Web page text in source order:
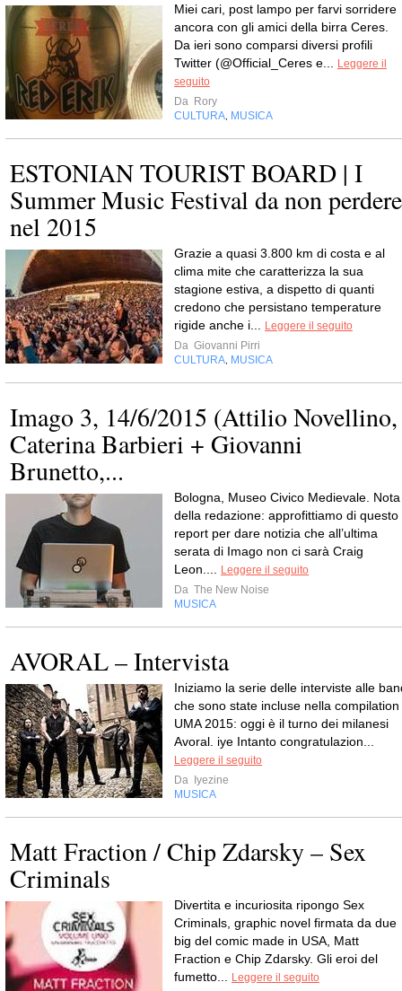
Miei cari, post lampo per farvi sorridere
ancora con gli amici della birra Ceres.
Da ieri sono comparsi diversi profili
Twitter (@Official_Ceres e...
Leggere il
seguito
Da Rory
CULTURA MUSICA
ESTONIAN TOURIST BOARD | I
Summer Music Festival da non perdere
nel 2015
Grazie a quasi 3.800 km di costa e al
clima mite che caratterizza la sua
stagione estiva, a dispetto di quanti
credono che persistano temperature
rigide anche i...
Leggere il seguito
Da Giovanni Pirri
CULTURA MUSICA
Imago 3, 14/6/2015 (Attilio Novellino,
Caterina Barbieri + Giovanni
Brunetto,...
Bologna, Museo Civico Medievale. Nota
della redazione: approfittiamo di questo
report per dare notizia che all’ultima
serata di Imago non ci sarà Craig
Leon....
Leggere il seguito
Da The New Noise
MUSICA
AVORAL – Intervista
Iniziamo la serie delle interviste alle
che sono state incluse nella compilation
UMA 2015: oggi è il turno dei milanesi
Avoral. iye Intanto congratulazion...
Leggere il seguito
Da Iyezine
MUSICA
Matt Fraction / Chip Zdarsky – Sex
Criminals
Divertita e incuriosita ripongo Sex
Criminals, graphic novel firmata da due
big del comic made in USA, Matt
Fraction e Chip Zdarsky. Gli eroi del
fumetto...
Leggere il seguito